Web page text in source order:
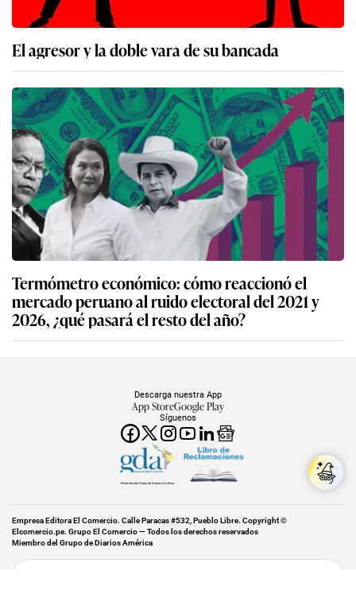
El agresor y la doble vara de su bancada
Termómetro económico: cómo reaccionó el
mercado peruano al ruido electoral del 2021 y
2026, ¿qué pasará el resto del año?
Síguenos
Descarga nuestra App
App StoreGoogle Play
Miembro del Grupo de Diarios América
Empresa Editora El Comercio. Calle Paracas #532, Pueblo Libre. Copyright ©
Elcomercio.pe. Grupo El Comercio — Todos los derechos reservados
Miembro del Grupo de Diarios América